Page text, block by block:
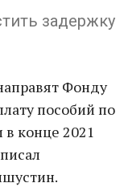
задержку
Фонду
пособий по
конце 2021